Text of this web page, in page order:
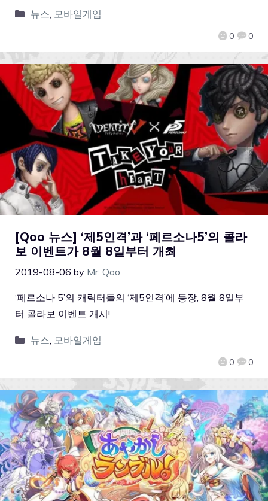
0 0
뉴스 모바일게임
[Qoo 뉴스] ‘제5인격’과 ‘페르소나5’의 콜라
보 이벤트가 8월 8일부터 개최
2019-08-06 by Mr. Qoo
0 0
‘페르소나 5’의 캐릭터들의 ‘제5인격’에 등장, 8월 8일부
터 콜라보 이벤트 개시!
뉴스 모바일게임